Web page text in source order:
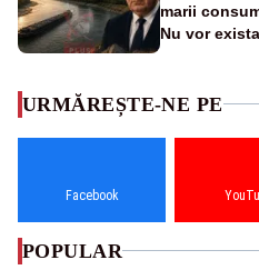
marii
Nu vor
URMĂREȘTE-NE PE
Facebook
POPULAR